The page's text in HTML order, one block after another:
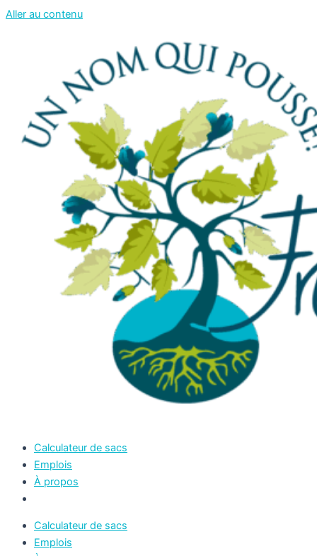
Aller au contenu
Calculateur de sacs
Emplois
À propos
Calculateur de sacs
Emplois